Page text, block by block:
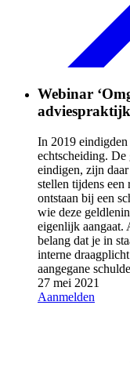
Webinar
In 2019
echtscheiding. De
eindigen, zijn
stellen tijdens een
ontstaan bij een
wie deze
eigenlijk aangaat.
belang dat je in
interne
aangegane
27 mei 2021
Aanmelden